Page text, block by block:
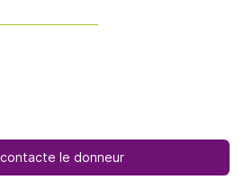
le donneur